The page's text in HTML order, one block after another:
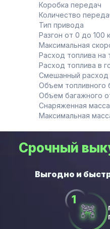
Коробка передач
Количество
Тип привода
Разгон от 0 до 100
Расход топлива на
Расход топлива в
Смешанный расход
Срочный